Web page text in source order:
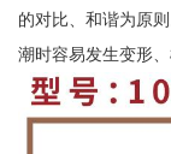
的对比、和谐为原
潮时容易发生变形